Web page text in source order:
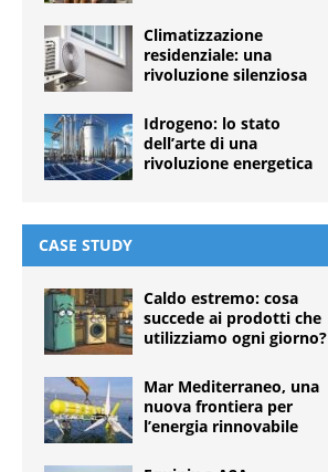
Climatizzazione
residenziale: una
rivoluzione silenziosa
Idrogeno: lo stato
dell’arte di una
rivoluzione energetica
CASE STUDY
Caldo estremo: cosa
succede ai prodotti che
utilizziamo ogni giorno?
Mar Mediterraneo, una
nuova frontiera per
l’energia rinnovabile